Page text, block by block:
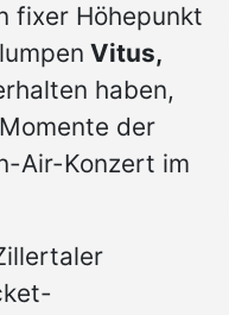
fixer Höhepunkt
Vitus,
haben,
der
Air-Konzert im